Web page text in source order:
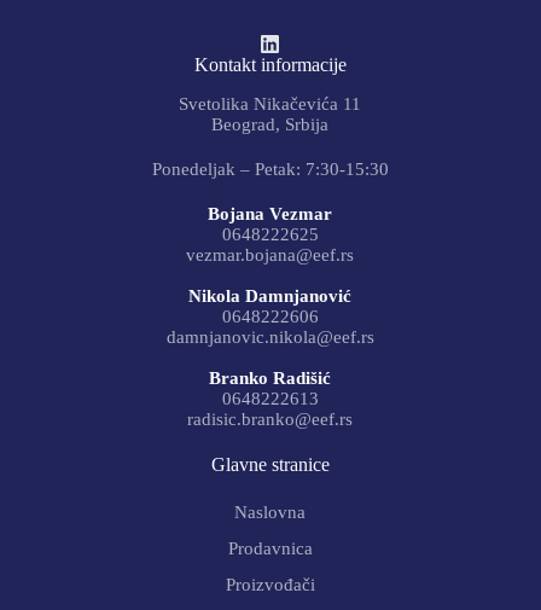
Kontakt informacije
Svetolika Nikačevića 11
Beograd, Srbija
Ponedeljak – Petak: 7:30-15:30
Bojana Vezmar
0648222625
vezmar.bojana@eef.rs
Nikola Damnjanović
0648222606
damnjanovic.nikola@eef.rs
Branko Radišić
0648222613
radisic.branko@eef.rs
Glavne stranice
Naslovna
Prodavnica
Proizvođači